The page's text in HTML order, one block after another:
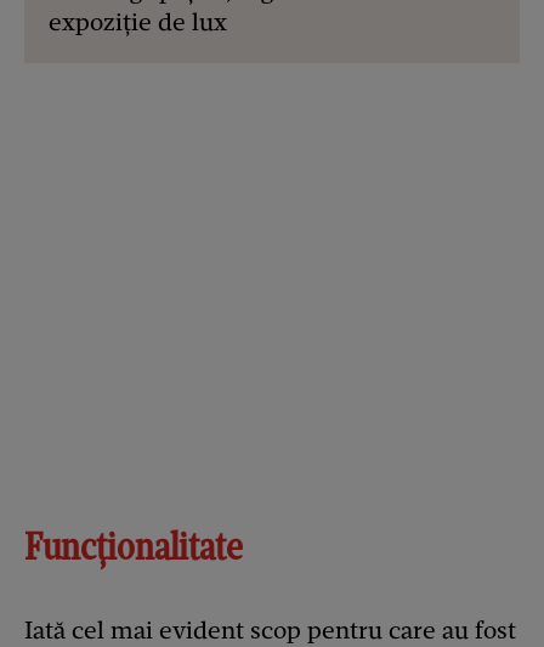
expoziție de lux
Funcționalitate
Iată cel mai evident scop pentru care au fost